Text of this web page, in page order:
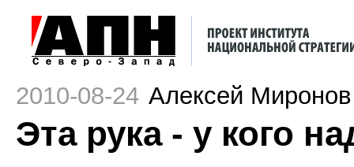
2010-08-24 Алексей Миронов
Эта рука - у кого